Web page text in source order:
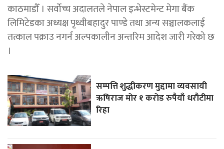
काठमाडौँ । सर्वोच्च अदालतले नेपाल इन्भेस्टमेन्ट मेगा बैंक
लिमिटेडका अध्यक्ष पृथ्वीबहादुर पाण्डे तथा अन्य सञ्चालकलाई
तत्काल पक्राउ नगर्न अल्पकालीन अन्तरिम आदेश जारी गरेको छ
।
सम्पत्ति शुद्धीकरण मुद्दामा व्यवसायी
ऋषिराज मोर १ करोड रुपैयाँ धरौटीमा
रिहा